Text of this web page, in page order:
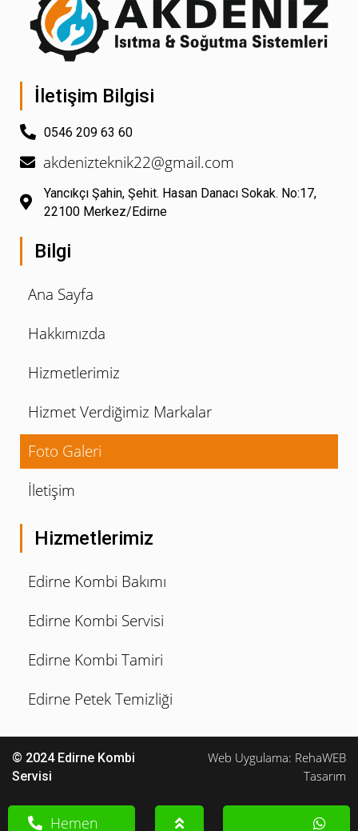
İletişim Bilgisi
0546 209 63 60
akdenizteknik22@gmail.com
Yancıkçı Şahin, Şehit. Hasan Danacı Sokak. No:17,
22100 Merkez/Edirne
Bilgi
Ana Sayfa
Hakkımızda
Hizmetlerimiz
Hizmet Verdiğimiz Markalar
Foto Galeri
İletişim
Hizmetlerimiz
Edirne Kombi Bakımı
Edirne Kombi Servisi
Edirne Kombi Tamiri
Edirne Petek Temizliği
© 2024 Edirne Kombi
Servisi
Web Uygulama: RehaWEB
Tasarım
Hemen